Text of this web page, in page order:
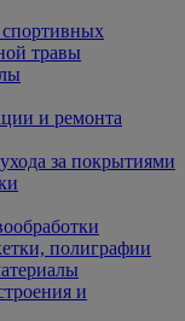
травы
и ремонта
за покрытиями
полиграфии
и